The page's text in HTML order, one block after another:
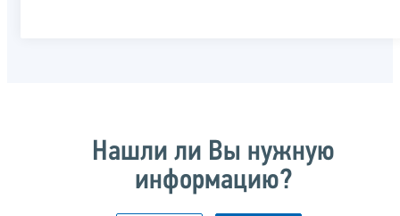
Нашли ли Вы нужную
информацию?